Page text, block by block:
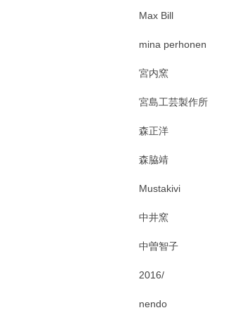
Max Bill
mina perhonen
宮内窯
宮島工芸製作所
森正洋
森脇靖
Mustakivi
中井窯
中曽智子
2016/
nendo